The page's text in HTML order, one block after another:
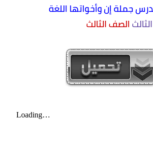
جملة إن وأخواتها اللغة
الصفالثالث